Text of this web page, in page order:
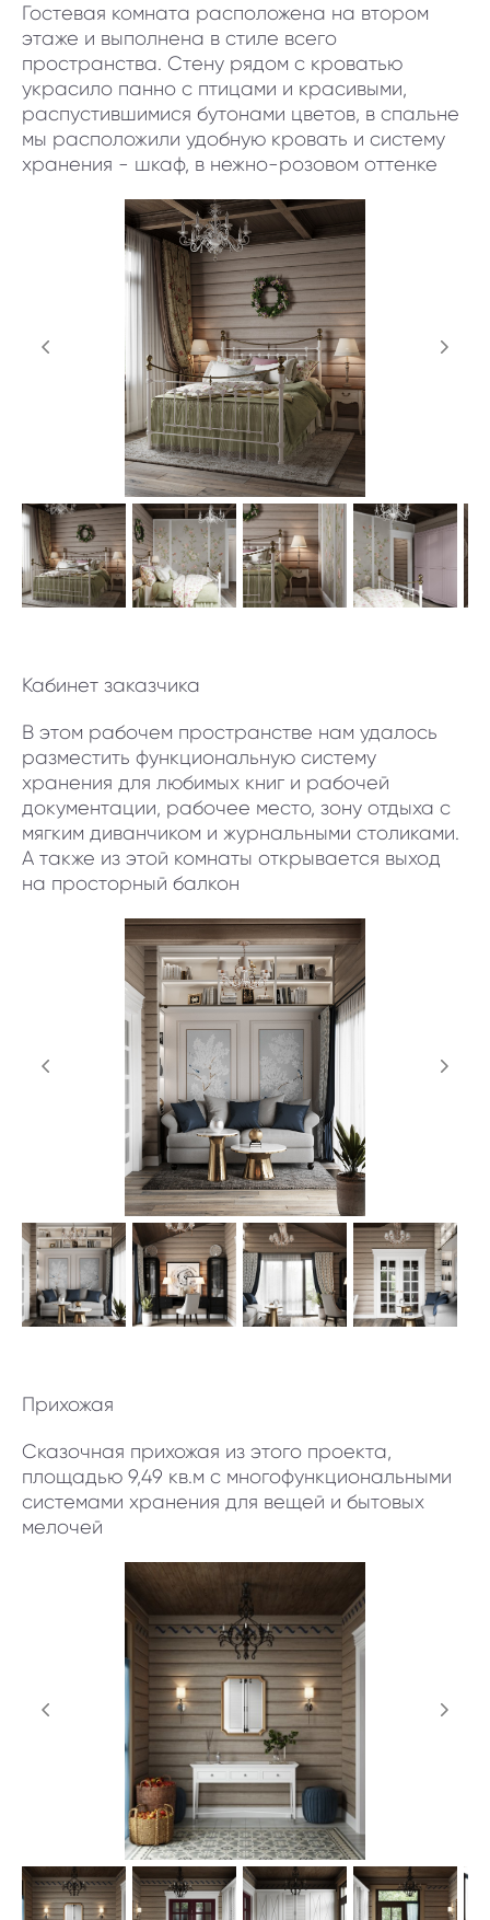
Гостевая комната расположена на втором
этаже и выполнена в стиле всего
пространства. Стену рядом с кроватью
украсило панно с птицами и красивыми,
распустившимися бутонами цветов, в спальне
мы расположили удобную кровать и систему
хранения - шкаф, в нежно-розовом оттенке
Кабинет заказчика
В этом рабочем пространстве нам удалось
разместить функциональную систему
хранения для любимых книг и рабочей
документации, рабочее место, зону отдыха с
мягким диванчиком и журнальными столиками.
А также из этой комнаты открывается выход
на просторный балкон
Прихожая
Сказочная прихожая из этого проекта,
площадью 9,49 кв.м с многофункциональными
системами хранения для вещей и бытовых
мелочей